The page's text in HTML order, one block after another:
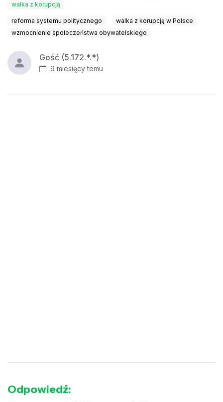
walka z korupcją
reforma systemu politycznego
walka z korupcją w Polsce
wzmocnienie społeczeństwa obywatelskiego
Gość (5.172.*.*)
9 miesięcy temu
Odpowiedź: